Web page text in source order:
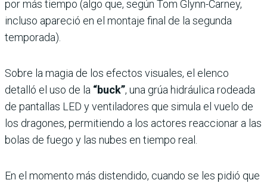
por más tiempo (algo que, según Tom Glynn-Carney,
incluso apareció en el montaje final de la segunda
temporada).
Sobre la magia de los efectos visuales, el elenco
detalló el uso de la “buck”, una grúa hidráulica rodeada
de pantallas LED y ventiladores que simula el vuelo de
los dragones, permitiendo a los actores reaccionar a las
bolas de fuego y las nubes en tiempo real.
En el momento más distendido, cuando se les pidió que